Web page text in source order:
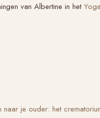
van Albertine in het
je ouder: het